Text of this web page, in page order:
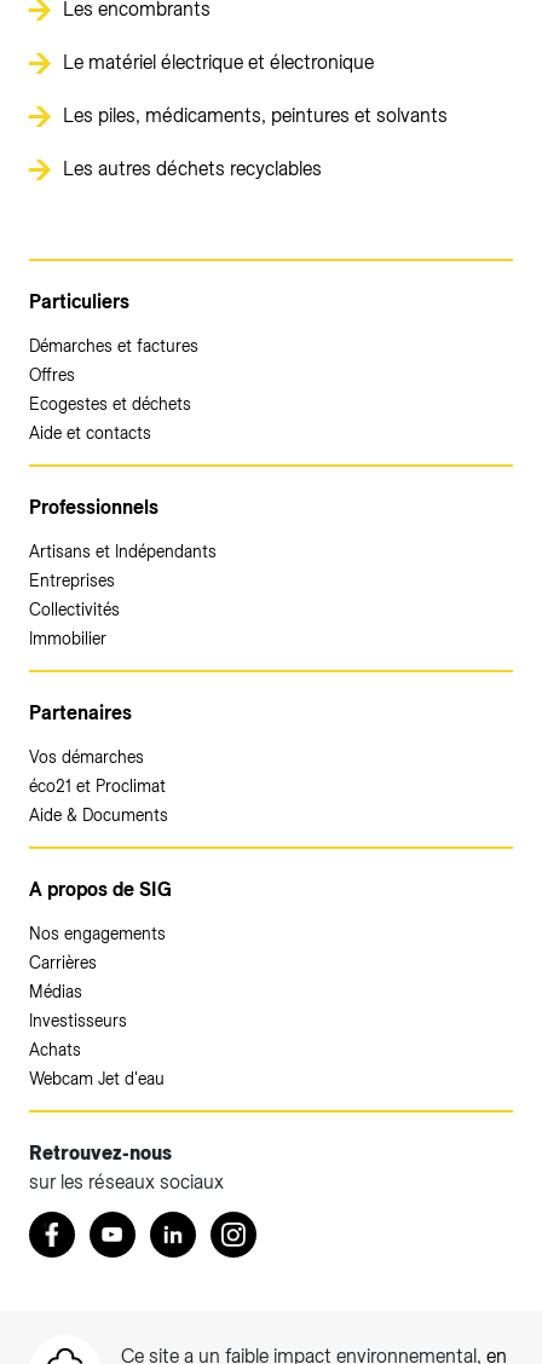
Les encombrants
Le matériel électrique et électronique
Les piles, médicaments, peintures et solvants
Les autres déchets recyclables
Particuliers
Démarches et factures
Offres
Ecogestes et déchets
Aide et contacts
Professionnels
Artisans et Indépendants
Entreprises
Collectivités
Immobilier
Partenaires
Vos démarches
éco21 et Proclimat
Aide & Documents
A propos de SIG
Nos engagements
Carrières
Médias
Investisseurs
Achats
Webcam Jet d'eau
Retrouvez-nous
sur les réseaux sociaux
Retrouvez nous sur Facebook
YoutubeLinkedInInstagram
Ce site a un faible impact environnemental, en
Accéder à votre espace client SIG.
Votre espace client SIG n'est pas optimisé pour une